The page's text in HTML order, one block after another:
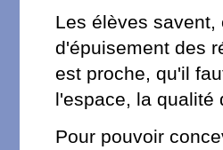
Les élèves
d'épuisement des
est proche, qu'il
l'espace, la qualité
Pour pouvoir